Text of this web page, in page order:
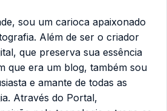
sou um carioca apaixonado
Além de ser o criador
que preserva sua essência
que era um blog, também sou
e amante de todas as
Através do Portal,